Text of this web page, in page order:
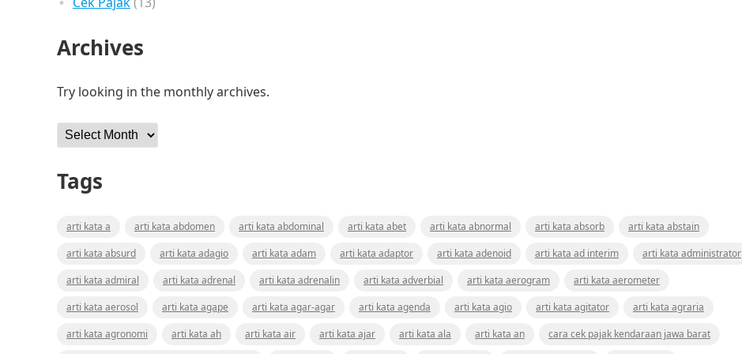
Archives
Try looking in the monthly archives.
Archives
Tags
arti kata a arti kata abdomen arti kata abdominal arti kata abet arti kata abnormal arti kata absorb
arti kata abstain
arti kata absurd
arti kata adagio arti kata adam arti kata adaptor arti kata adenoid arti kata ad interim
arti kata administrator
arti kata admiral
arti kata adrenal arti kata adrenalin arti kata adverbial arti kata aerogram
arti kata aerometer
arti kata aerosol
arti kata agape arti kata agar-agar arti kata agenda arti kata agio arti kata agitator
arti kata agraria
arti kata agronomi
arti kata ah arti kata air arti kata ajar arti kata ala arti kata an
cara cek pajak kendaraan jawa barat